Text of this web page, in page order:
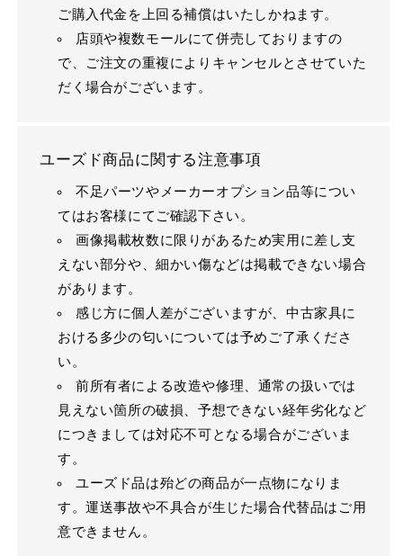
ご購入代金を上回る補償はいたしかねます。
店頭や複数モールにて併売しておりますの
で、ご注文の重複によりキャンセルとさせていた
だく場合がございます。
ユーズド商品に関する注意事項
不足パーツやメーカーオプション品等につい
てはお客様にてご確認下さい。
画像掲載枚数に限りがあるため実用に差し支
えない部分や、細かい傷などは掲載できない場合
があります。
感じ方に個人差がございますが、中古家具に
おける多少の匂いについては予めご了承くださ
い。
前所有者による改造や修理、通常の扱いでは
見えない箇所の破損、予想できない経年劣化など
につきましては対応不可となる場合がございま
す。
ユーズド品は殆どの商品が一点物になりま
す。運送事故や不具合が生じた場合代替品はご用
意できません。